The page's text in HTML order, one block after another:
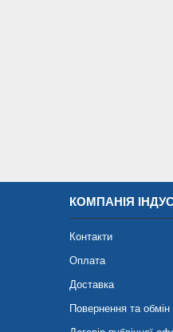
КОМПАНІЯ
Контакти
Оплата
Доставка
Повернення та обмін